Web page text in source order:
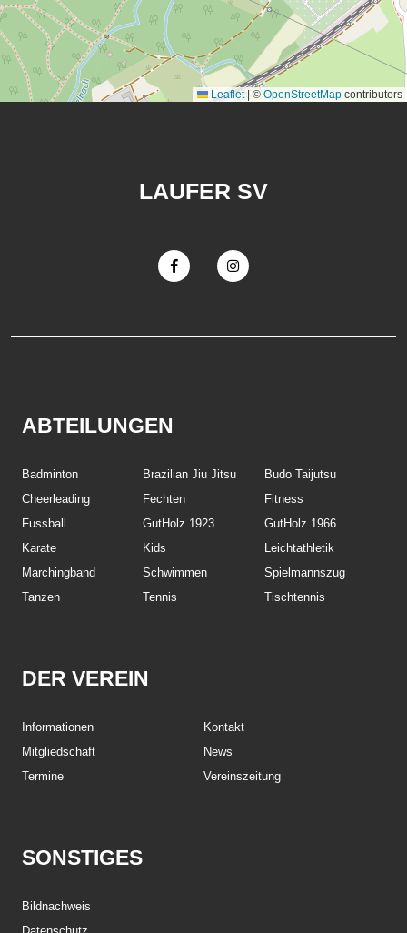
Leaflet |© OpenStreetMap contributors
LAUFER SV
ABTEILUNGEN
Badminton Brazilian Jiu Jitsu
Budo Taijutsu
Cheerleading
Fechten
Fitness
Fussball
GutHolz 1923
GutHolz 1966
Karate
Kids
Leichtathletik
Marchingband
Schwimmen
Spielmannszug
Tanzen
Tennis Tischtennis
DER VEREIN
Informationen
Kontakt
Mitgliedschaft
News
Termine
Vereinszeitung
SONSTIGES
Bildnachweis